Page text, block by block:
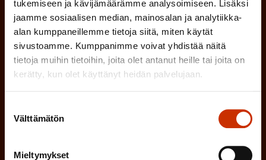
tukemiseen ja kävijämäärämme analysoimiseen. Lisäksi
jaamme sosiaalisen median, mainosalan ja analytiikka-
alan kumppaneillemme tietoja siitä, miten käytät
sivustoamme. Kumppanimme voivat yhdistää näitä
tietoja muihin tietoihin, joita olet antanut heille tai joita on
kerätty, kun olet käyttänyt heidän palvelujaan.
valinta
Välttämätön
Mieltymykset
k
o
l
l
i
Hyväksyn tietojeni tallentamisen ja käsittelyn
SAK:n viestintärekisterinmukaisesti *
o